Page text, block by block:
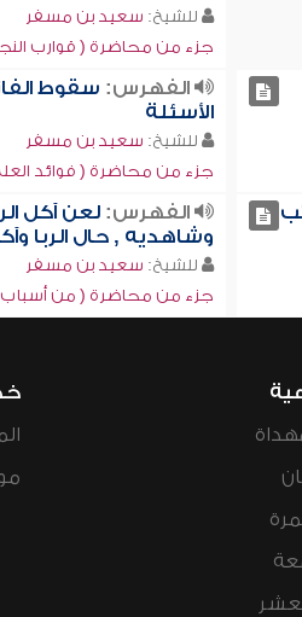
للشيخ: سعيد بن مسفر
جزء من محاضرة ( قوارب
الفهرس: سقوط
الأسئلة
للشيخ: سعيد بن مسفر
جزء من محاضرة ( فوائد
الفهرس: لعن آكل
وشاهديه , حال الربا
للشيخ: سعيد بن مسفر
جزء من محاضرة ( من أسباب